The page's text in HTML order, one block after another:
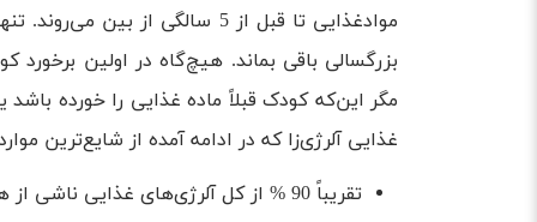
اورژانس واکنش‌های آلرژیک کودکان را بشناسیم
آیا مراجعه به پزشک ضرروری است؟
درمان‌های آلرژی غذایی در کودکان شیرخوار
مواد‌غذایی تا قبل از 5 سالگی
بزرگسالی باقی بماند. هیچ‌گاه در اولین
مگر این‌که کودک قبلاً ماده ‌غذایی را خورده باشد
غذایی آلرژی‌زا که در ادامه آمده از شایع‌ترین
تقریباً 90 % از کل آلرژی‌های غذایی ناشی از هفت ماده غذایی زیر است: